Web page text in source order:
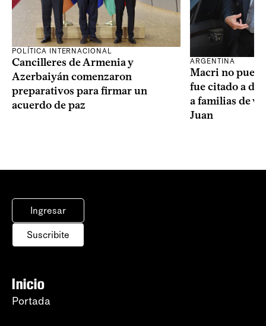
POLÍTICA INTERNACIONAL
Cancilleres de Armenia y
Azerbaiyán comenzaron
preparativos para firmar un
acuerdo de paz
ARGENTINA
Macri no
fue citado a
a familias de
Juan
Ingresar
Suscribite
Inicio
Portada